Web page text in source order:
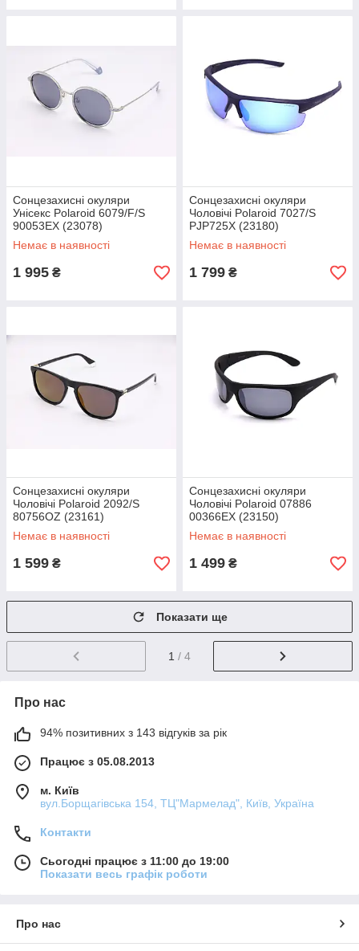
Сонцезахисні окуляри
Унісекс Polaroid 6079/F/S
90053EX (23078)
Немає в наявності
1 995 ₴
Сонцезахисні окуляри
Чоловічі Polaroid 7027/S
PJP725X (23180)
Немає в наявності
1 799 ₴
Сонцезахисні окуляри
Чоловічі Polaroid 2092/S
80756OZ (23161)
Немає в наявності
1 599 ₴
Сонцезахисні окуляри
Чоловічі Polaroid 07886
00366EX (23150)
Немає в наявності
1 499 ₴
Показати ще
1 / 4
Про нас
94% позитивних з 143 відгуків за рік
Працює з 05.08.2013
м. Київ
вул.Борщагівська 154, ТЦ"Мармелад", Київ, Україна
Контакти
Сьогодні працює з 11:00 до 19:00
Показати весь графік роботи
Про нас